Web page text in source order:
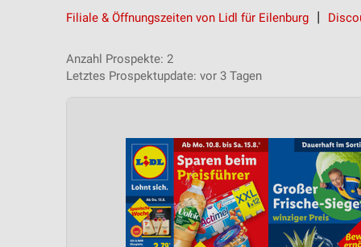
Filiale & Öffnungszeiten von Lidl für Eilenburg
Anzahl Prospekte: 2
Letztes Prospektupdate: vor 3 Tagen